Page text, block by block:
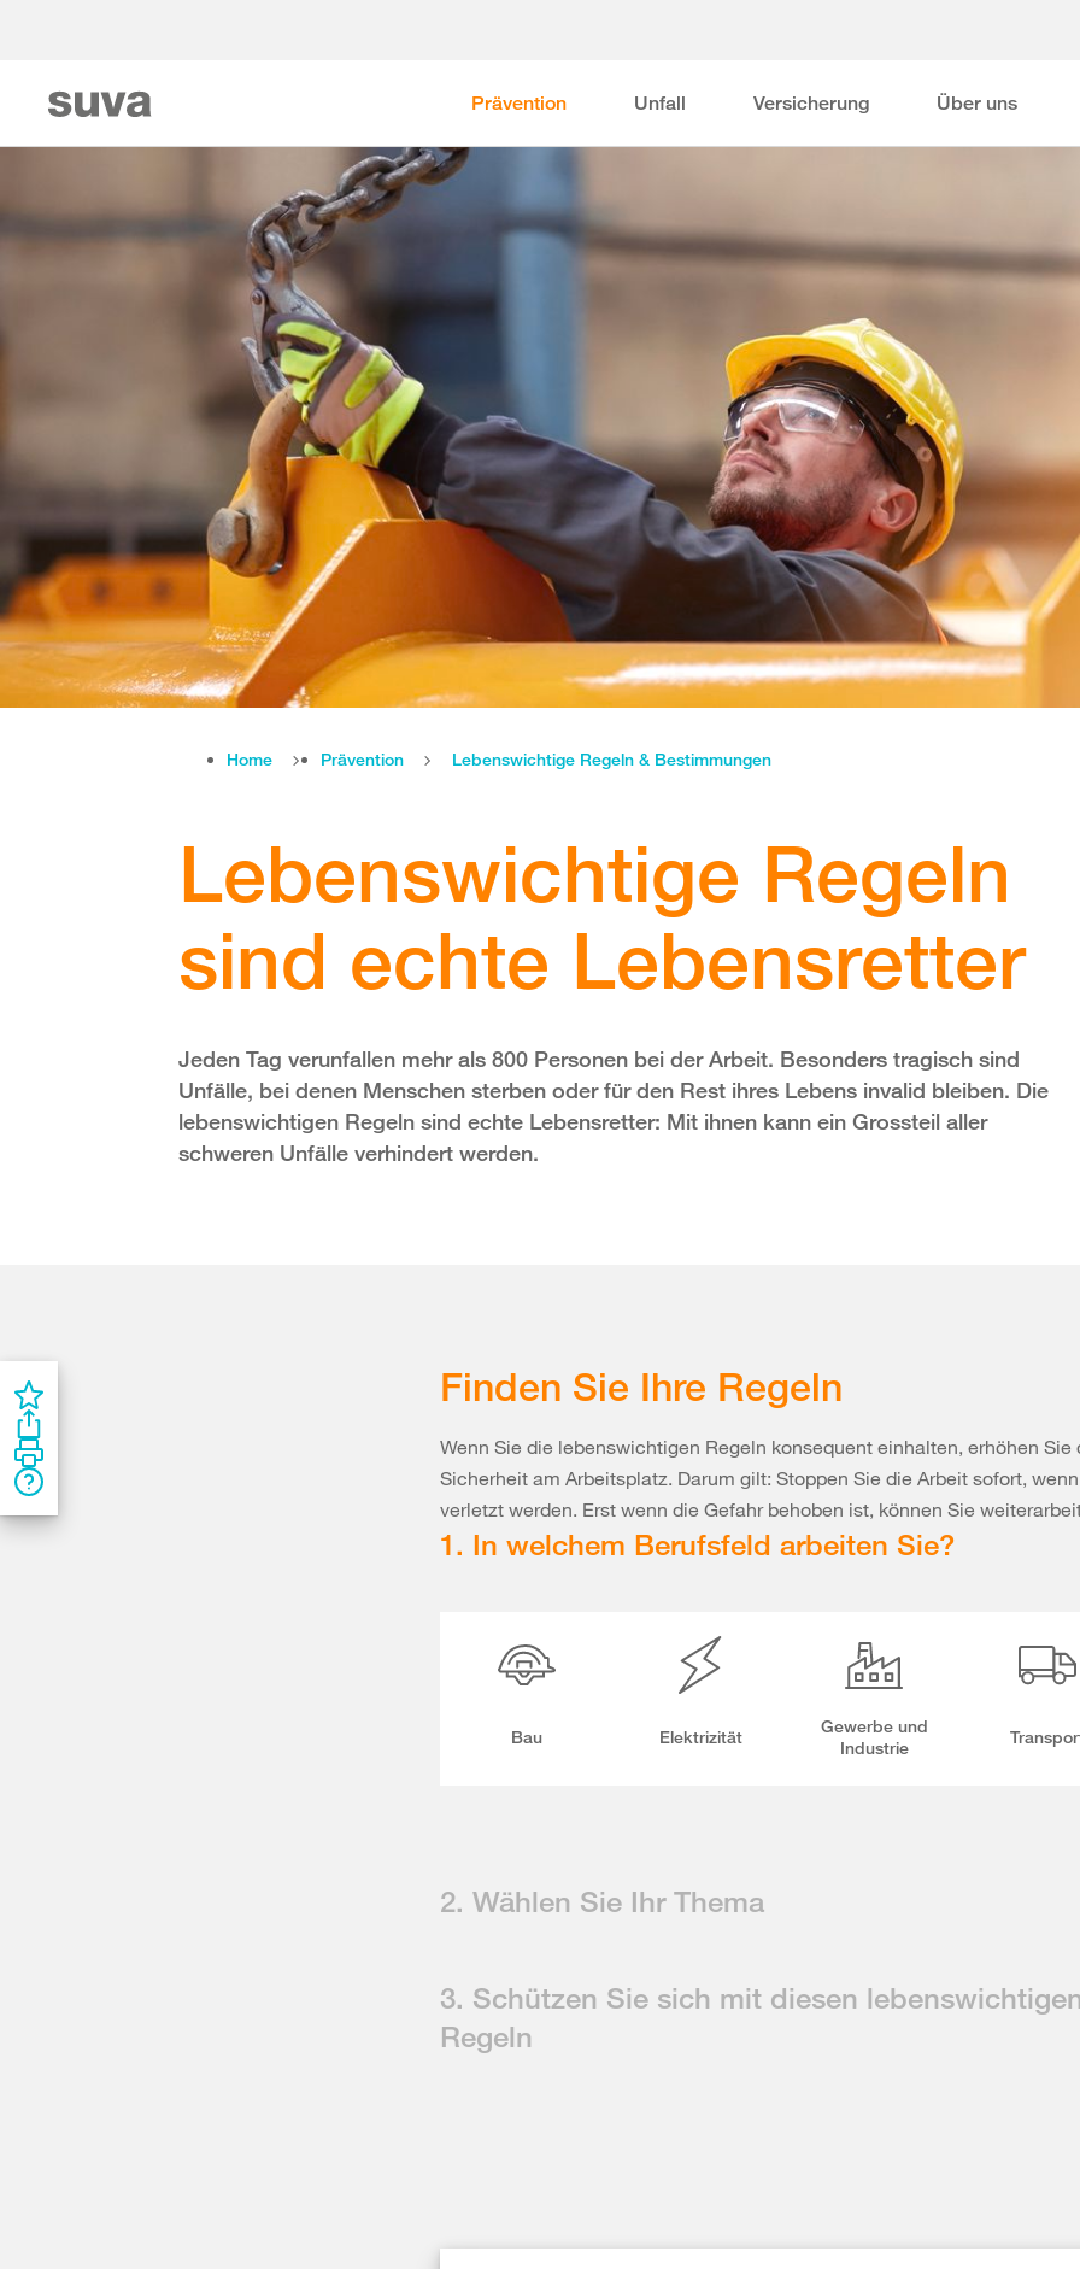
Prävention Unfall Versicherung Über uns
Home Prävention Lebenswichtige Regeln & Bestimmungen
Lebenswichtige Regeln
sind echte Lebensretter
Jeden Tag verunfallen mehr als 800 Personen bei der Arbeit. Besonders tragisch sind
Unfälle, bei denen Menschen sterben oder für den Rest ihres Lebens invalid bleiben. Die
lebenswichtigen Regeln sind echte Lebensretter: Mit ihnen kann ein Grossteil aller
schweren Unfälle verhindert werden.
Finden Sie Ihre Regeln
Wenn Sie die lebenswichtigen Regeln konsequent einhalten, erhöhen Sie
Sicherheit am Arbeitsplatz. Darum gilt: Stoppen Sie die Arbeit sofort,
verletzt werden. Erst wenn die Gefahr behoben ist, können Sie
1. In welchem Berufsfeld arbeiten Sie?
Bau Elektrizität
Gewerbe und
Industrie
2. Wählen Sie Ihr Thema
3. Schützen Sie sich mit diesen
Regeln